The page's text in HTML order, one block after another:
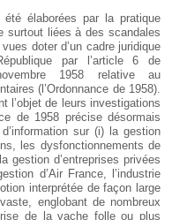
élaborées par la pratique
surtout liées à des scandales
doter d’un cadre juridique
par l’article 6 de
1958 relative au
(l’Ordonnance de 1958).
l’objet de leurs investigations
de 1958 précise désormais
sur (i) la gestion
les dysfonctionnements de
d’entreprises privées
d’Air France, l’industrie
interprétée de façon large
englobant de nombreux
de la vache folle ou plus